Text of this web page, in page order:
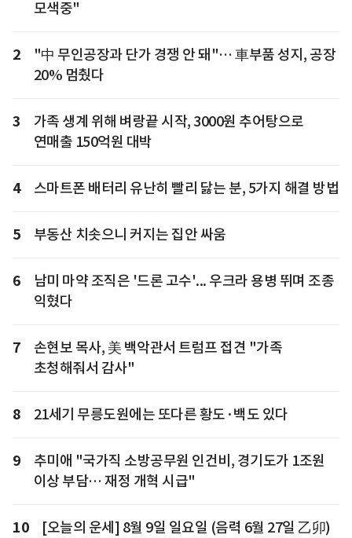
모색중"
2
"中 무인공장과 단가 경쟁 안 돼"… 車부품 성지, 공장
20% 멈췄다
3
가족 생계 위해 벼랑끝 시작, 3000원 추어탕으로
연매출 150억원 대박
4 스마트폰 배터리 유난히 빨리 닳는 분, 5가지 해결 방법
5 부동산 치솟으니 커지는 집안 싸움
6
남미 마약 조직은 '드론 고수'... 우크라 용병 뛰며 조종
익혔다
7
손현보 목사, 美 백악관서 트럼프 접견 "가족
초청해줘서 감사"
8 21세기 무릉도원에는 또다른 황도·백도 있다
9
추미애 "국가직 소방공무원 인건비, 경기도가 1조원
이상 부담… 재정 개혁 시급"
10 [오늘의 운세] 8월 9일 일요일 (음력 6월 27일 乙卯)